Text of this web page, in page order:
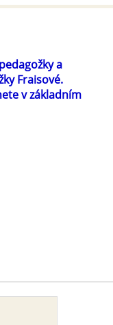
a
Fraisové.
v základním